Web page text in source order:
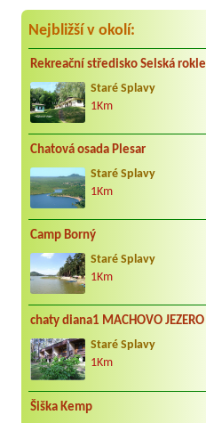
Nejbližší v okolí:
Rekreační středisko Selská rokle
Staré Splavy
1Km
Chatová osada Plesar
Staré Splavy
1Km
Camp Borný
Staré Splavy
1Km
chaty diana1 MACHOVO JEZERO
Staré Splavy
1Km
Šiška Kemp